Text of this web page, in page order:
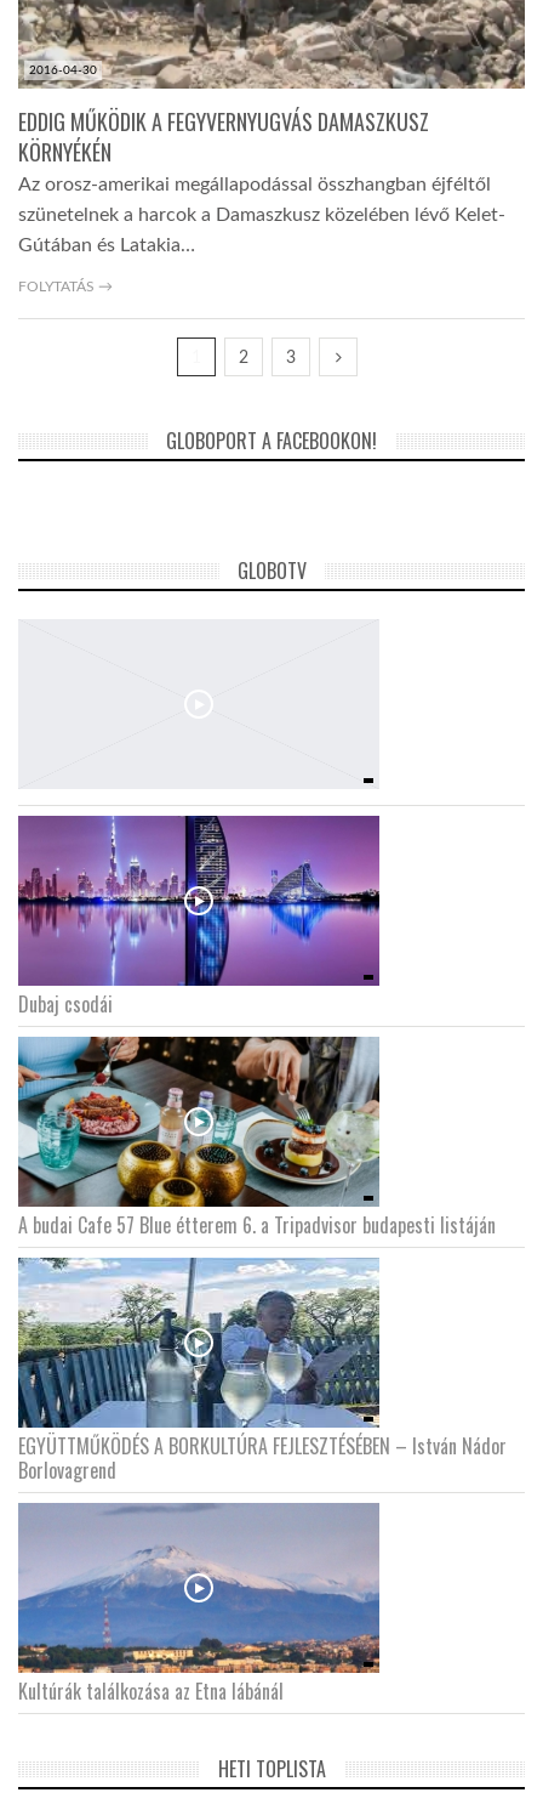
2016-04-30
EDDIG MŰKÖDIK A FEGYVERNYUGVÁS DAMASZKUSZ
KÖRNYÉKÉN
Az orosz-amerikai megállapodással összhangban éjféltől
szünetelnek a harcok a Damaszkusz közelében lévő Kelet-
Gútában és Latakia…
FOLYTATÁS →
2 3
GLOBOPORT A FACEBOOKON!
GLOBOTV
Dubaj csodái
A budai Cafe 57 Blue étterem 6. a Tripadvisor budapesti listáján
EGYÜTTMŰKÖDÉS A BORKULTÚRA FEJLESZTÉSÉBEN – István Nádor
Borlovagrend
Kultúrák találkozása az Etna lábánál
HETI TOPLISTA